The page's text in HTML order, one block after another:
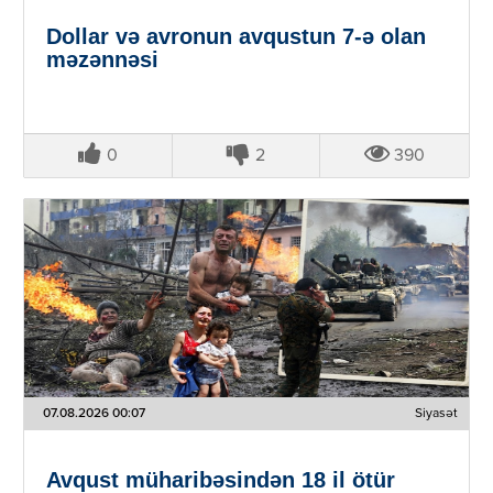
Dollar və avronun avqustun 7-ə olan
məzənnəsi
0 2 390
07.08.2026 00:07 Siyasət
Avqust müharibəsindən 18 il ötür